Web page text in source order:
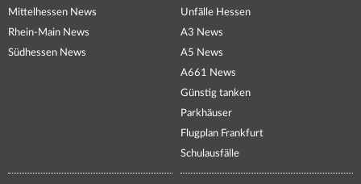
Mittelhessen News
Rhein-Main News
Südhessen News
Unfälle Hessen
A3 News
A5 News
A661 News
Günstig tanken
Parkhäuser
Flugplan Frankfurt
Schulausfälle